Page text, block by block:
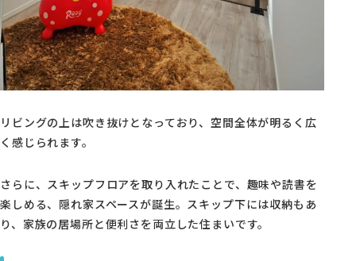
リビングの上は吹き抜けとなっており、空間全体が明るく広
く感じられます。
さらに、スキップフロアを取り入れたことで、趣味や読書を
楽しめる、隠れ家スペースが誕生。スキップ下には収納もあ
り、家族の居場所と便利さを両立した住まいです。